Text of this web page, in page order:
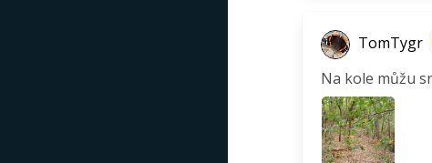
TomTygr
Na kole můžu